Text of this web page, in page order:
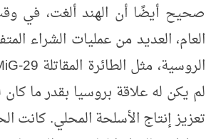
صحيح أيضًا أن الهند ألغت، في
العام، العديد من عمليات الشراء
الروسية، مثل الطائرة المقاتلة 29
لم يكن له علاقة بروسيا بقدر ما كان
تعزيز إنتاج الأسلحة المحلي. كانت